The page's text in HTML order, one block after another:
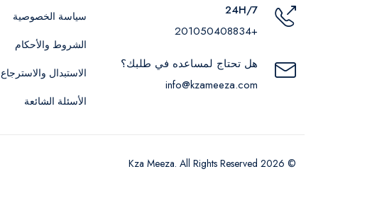
24H/7
+201050408834
هل تحتاج لمساعده في طلبك؟
info@kzameeza.com
سياسة الخصوصية
الشروط والأحكام
الاستبدال والاسترجاع
الأسئلة الشائعة
© 2026 Kza Meeza. All Rights Reserved